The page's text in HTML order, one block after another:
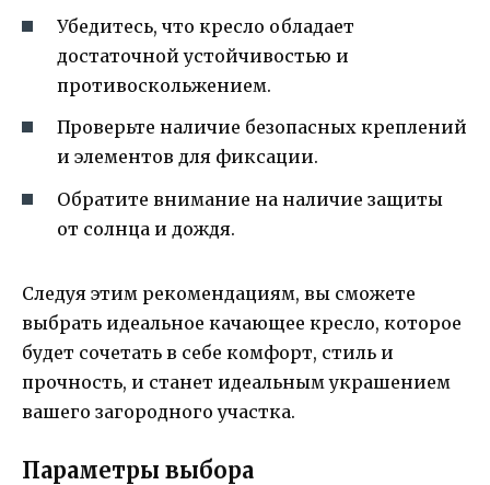
Убедитесь, что кресло обладает
достаточной устойчивостью и
противоскольжением.
Проверьте наличие безопасных креплений
и элементов для фиксации.
Обратите внимание на наличие защиты
от солнца и дождя.
Следуя этим рекомендациям, вы сможете
выбрать идеальное качающее кресло, которое
будет сочетать в себе комфорт, стиль и
прочность, и станет идеальным украшением
вашего загородного участка.
Параметры выбора